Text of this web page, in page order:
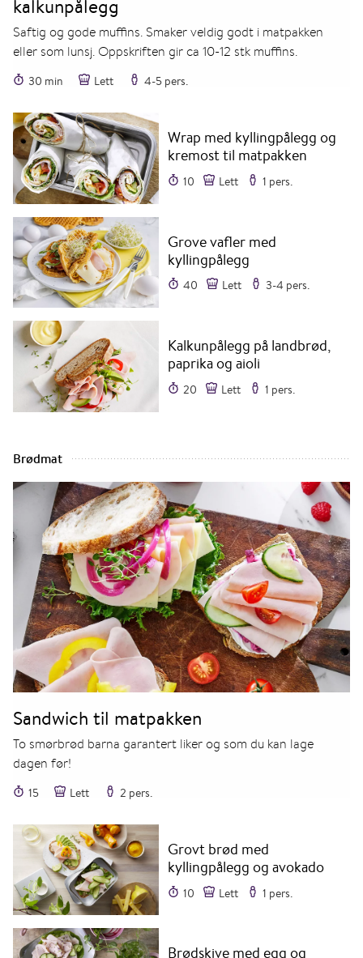
kalkunpålegg
Saftig og gode muffins. Smaker veldig godt i matpakken
eller som lunsj. Oppskriften gir ca 10-12 stk muffins.
30 min Lett 4-5 pers.
Wrap med kyllingpålegg og
kremost til matpakken
10 Lett 1 pers.
Grove vafler med
kyllingpålegg
40 Lett 3-4 pers.
Kalkunpålegg på landbrød,
paprika og aioli
20 Lett 1 pers.
Brødmat
Sandwich til matpakken
To smørbrød barna garantert liker og som du kan lage
dagen før!
15 Lett 2 pers.
Grovt brød med
kyllingpålegg og avokado
10 Lett 1 pers.
Brødskive med egg og